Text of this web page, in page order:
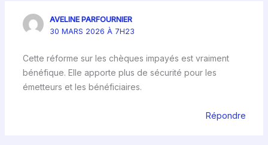
AVELINE PARFOURNIER
30 MARS 2026 À 7H23
Cette réforme sur les chèques impayés est vraiment
bénéfique. Elle apporte plus de sécurité pour les
émetteurs et les bénéficiaires.
Répondre